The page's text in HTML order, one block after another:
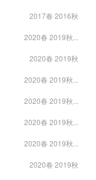
2017春 2016秋
2020春 2019秋...
2020春 2019秋
2020春 2019秋...
2020春 2019秋...
2020春 2019秋...
2020春 2019秋...
2020春 2019秋